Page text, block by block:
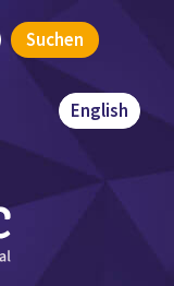
English